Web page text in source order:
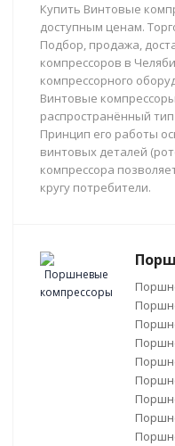
Купить Винтовые
доступным ценам.
Подбор, продажа,
компрессоров в
компрессорного
Винтовые
распространённый
Принцип его работы
винтовых деталей
компрессора
кругу потребители.